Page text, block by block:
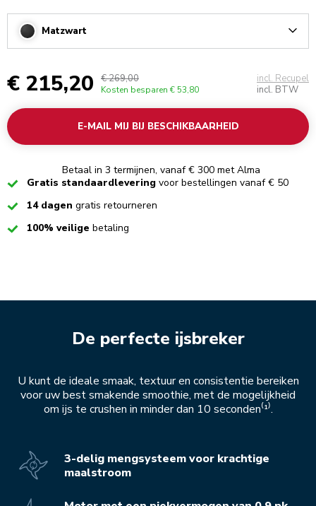
Matzwart
€ 215,20 € 269,00
Kosten besparen € 53,80
incl. Recupel
incl. BTW
E-MAIL MIJ BIJ BESCHIKBAARHEID
Betaal in 3 termijnen, vanaf € 300 met Alma
CheckedGratis standaardlevering voor bestellingen vanaf € 50
Checked14 dagen gratis retourneren
Checked100% veilige betaling
De perfecte ijsbreker
U kunt de ideale smaak, textuur en consistentie bereiken
voor uw best smakende smoothie, met de mogelijkheid
om ijs te crushen in minder dan 10 seconden⁽¹⁾.
3-delig mengsysteem voor krachtige
maalstroom